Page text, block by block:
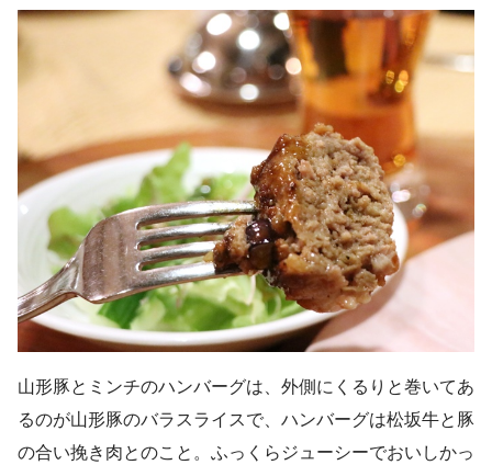
山形豚とミンチのハンバーグは、外側にくるりと巻いてあ
るのが山形豚のバラスライスで、ハンバーグは松坂牛と豚
の合い挽き肉とのこと。ふっくらジューシーでおいしかっ